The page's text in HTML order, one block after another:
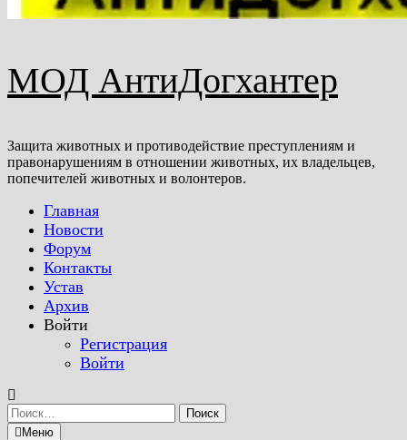
МОД АнтиДогхантер
Защита животных и противодействие преступлениям и
правонарушениям в отношении животных, их владельцев,
попечителей животных и волонтеров.
Главная
Новости
Форум
Контакты
Устав
Архив
Войти
Регистрация
Войти
Найти:
Меню